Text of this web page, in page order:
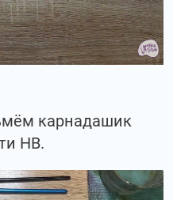
карнадашик
НВ.